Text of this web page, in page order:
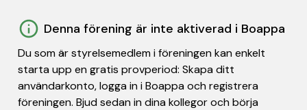
Denna förening är inte aktiverad i Boappa
Du som är styrelsemedlem i föreningen kan enkelt
starta upp en gratis provperiod: Skapa ditt
användarkonto, logga in i Boappa och registrera
föreningen. Bjud sedan in dina kollegor och börja